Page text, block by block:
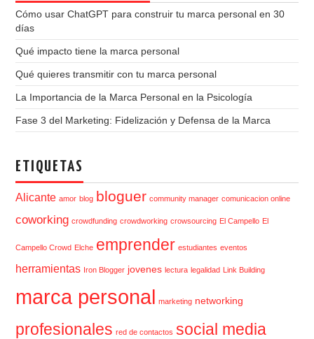
Cómo usar ChatGPT para construir tu marca personal en 30
días
Qué impacto tiene la marca personal
Qué quieres transmitir con tu marca personal
La Importancia de la Marca Personal en la Psicología
Fase 3 del Marketing: Fidelización y Defensa de la Marca
ETIQUETAS
Alicante amor blog bloguer community manager comunicacion online
coworking crowdfunding crowdworking crowsourcing El Campello El
Campello Crowd Elche emprender estudiantes eventos
herramientas Iron Blogger jovenes lectura legalidad Link Building
marca personal marketing networking
profesionales red de contactos social media